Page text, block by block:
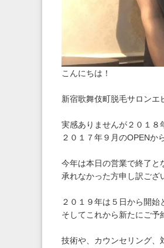
こんにちは！
新宿歌舞伎町脱毛サロンエ
実感ありませんが２０１８
２０１７年９月のOPENか
今年は本日の営業で終了と
承れなかった方申し訳ござ
２０１９年は５日から開始
そしてこれから新たにご予
技術や、カウンセリング、